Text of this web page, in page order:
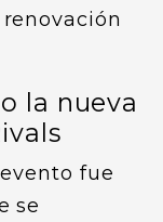
la nueva
fue
se